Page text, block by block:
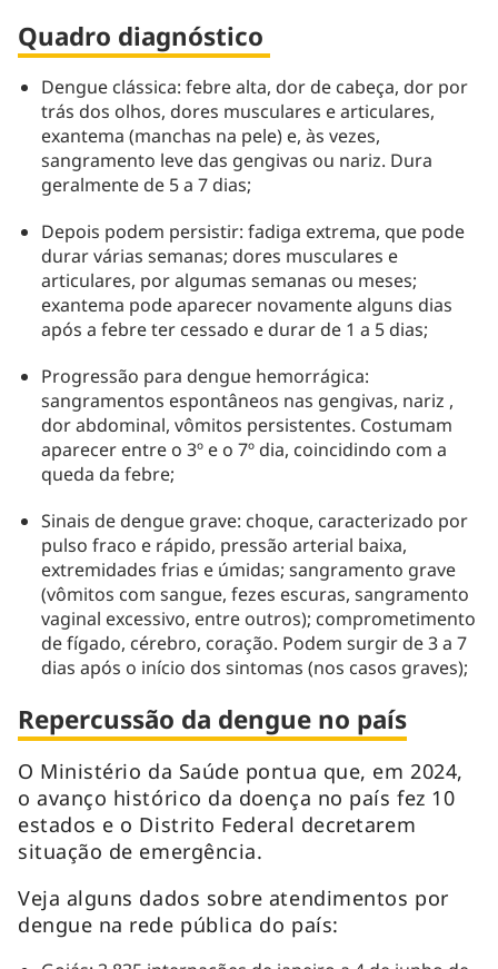
Quadro diagnóstico
Dengue clássica: febre alta, dor de cabeça, dor por
trás dos olhos, dores musculares e articulares,
exantema (manchas na pele) e, às vezes,
sangramento leve das gengivas ou nariz. Dura
geralmente de 5 a 7 dias;
Depois podem persistir: fadiga extrema, que pode
durar várias semanas; dores musculares e
articulares, por algumas semanas ou meses;
exantema pode aparecer novamente alguns dias
após a febre ter cessado e durar de 1 a 5 dias;
Progressão para dengue hemorrágica:
sangramentos espontâneos nas gengivas, nariz ,
dor abdominal, vômitos persistentes. Costumam
aparecer entre o 3º e o 7º dia, coincidindo com a
queda da febre;
Sinais de dengue grave: choque, caracterizado por
pulso fraco e rápido, pressão arterial baixa,
extremidades frias e úmidas; sangramento grave
(vômitos com sangue, fezes escuras, sangramento
vaginal excessivo, entre outros); comprometimento
de fígado, cérebro, coração. Podem surgir de 3 a 7
dias após o início dos sintomas (nos casos graves);
Repercussão da dengue no país
O Ministério da Saúde pontua que, em 2024,
o avanço histórico da doença no país fez 10
estados e o Distrito Federal decretarem
situação de emergência.
Veja alguns dados sobre atendimentos por
dengue na rede pública do país: